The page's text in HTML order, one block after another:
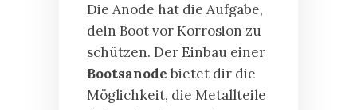
Die Anode hat die Aufgabe,
dein Boot vor Korrosion zu
schützen. Der Einbau einer
Bootsanode bietet dir die
Möglichkeit, die Metallteile